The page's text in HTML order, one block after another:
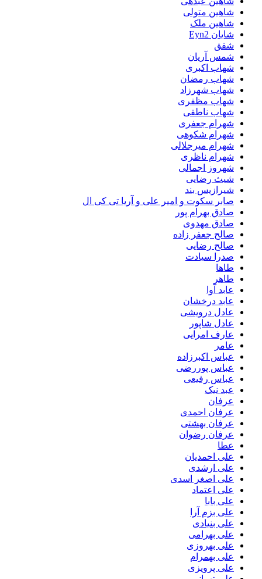
شاهین متولی
شاهین ملک
شایان Eyn2
شفق
شمس آریان
شهاب اکبری
شهاب رمضان
شهاب شهرزاد
شهاب مظفری
شهاب ناطقی
شهرام جعفری
شهرام شکوهی
شهرام میرجلالی
شهرام ناظری
شهروز اجمالی
شیث رضایی
شیرازیس بند
صابر سکوت و امیر علی و آریا تی کی ال
صادق بهرام پور
صادق مهدوی
صالح جعفر زاده
صالح رضایی
صدرا سیادت
طاها
طاهر
عابد آوا
عابد درخشان
عادل درویشی
عادل شاپور
عارف امرایی
عامر
عباس اکبرزاده
عباس پوررضی
عباس رفیعی
عبد نیک
عرفان
عرفان احمدی
عرفان بهشتی
عرفان رضوان
عطا
علی احمدیان
علی ارشدی
علی اصغر اسدی
علی اعتماد
علی بابا
علی بزم آرا
علی بنیادی
علی بهرامی
علی بهروزی
علی بهمرام
علی پرویزی